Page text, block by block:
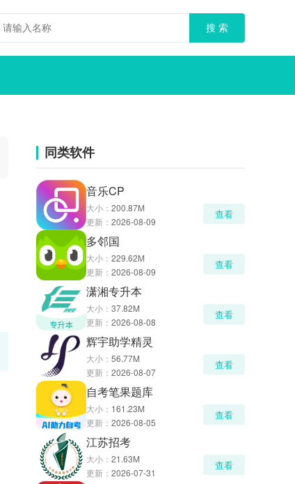
同类软件
音乐CP
大小： 200.87M
更新： 2026-08-09
查看
多邻国
大小： 229.62M
更新： 2026-08-09
查看
潇湘专升本
大小： 37.82M
更新： 2026-08-08
查看
辉宇助学精灵
大小： 56.77M
更新： 2026-08-07
查看
自考笔果题库
大小： 161.23M
更新： 2026-08-05
查看
江苏招考
大小： 21.63M
更新： 2026-07-31
查看